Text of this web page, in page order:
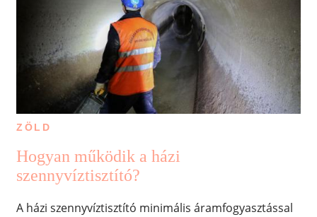
ZÖLD
Hogyan működik a házi
szennyvíztisztító?
A házi szennyvíztisztító minimális áramfogyasztással